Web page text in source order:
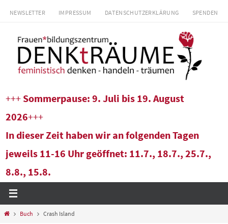
Zum
springen
NEWSLETTER IMPRESSUM DATENSCHUTZERKLÄRUNG SPENDEN
+++ Sommerpause: 9. Juli bis 19. August
2026+++
In dieser Zeit haben wir an folgenden Tagen
jeweils 11-16 Uhr geöffnet: 11.7., 18.7., 25.7.,
8.8., 15.8.
StartBuch Crash Island